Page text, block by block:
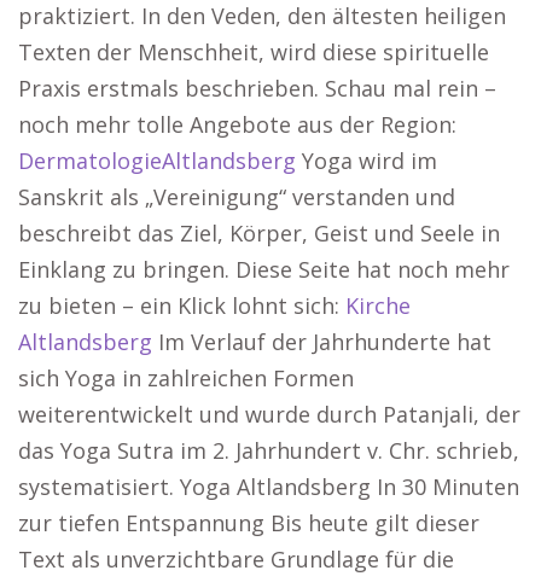
praktiziert. In den Veden, den ältesten heiligen
Texten der Menschheit, wird diese spirituelle
Praxis erstmals beschrieben. Schau mal rein –
noch mehr tolle Angebote aus der Region:
DermatologieAltlandsberg Yoga wird im
Sanskrit als „Vereinigung“ verstanden und
beschreibt das Ziel, Körper, Geist und Seele in
Einklang zu bringen. Diese Seite hat noch mehr
zu bieten – ein Klick lohnt sich: Kirche
Altlandsberg Im Verlauf der Jahrhunderte hat
sich Yoga in zahlreichen Formen
weiterentwickelt und wurde durch Patanjali, der
das Yoga Sutra im 2. Jahrhundert v. Chr. schrieb,
systematisiert. Yoga Altlandsberg In 30 Minuten
zur tiefen Entspannung Bis heute gilt dieser
Text als unverzichtbare Grundlage für die